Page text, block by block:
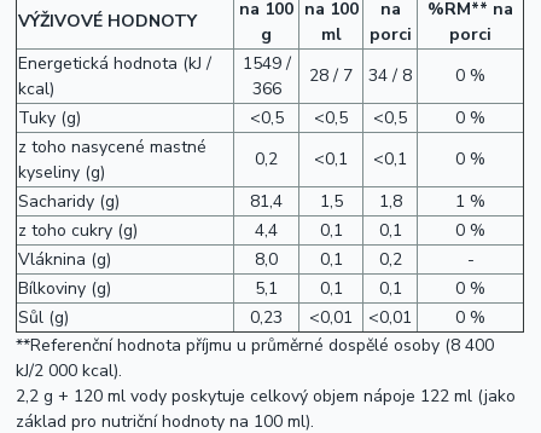
VÝŽIVOVÉ HODNOTY
na 100
g
na 100
ml
na
porci
%RM** na
porci
Energetická hodnota (kJ /
kcal)
1549 /
366
28 / 7 34 / 8
0 %
Tuky (g)
<0,5 <0,5 <0,5
0 %
z toho nasycené mastné
kyseliny (g)
0,2 <0,1 <0,1
0 %
Sacharidy (g)
81,4 1,5 1,8
1 %
z toho cukry (g)
4,4 0,1 0,1
0 %
Vláknina (g)
8,0 0,1 0,2
-
Bílkoviny (g)
5,1 0,1 0,1
0 %
Sůl (g)
0,23 <0,01 <0,01
0 %
**Referenční hodnota příjmu u průměrné dospělé osoby (8 400
kJ/2 000 kcal).
2,2 g + 120 ml vody poskytuje celkový objem nápoje 122 ml (jako
základ pro nutriční hodnoty na 100 ml).